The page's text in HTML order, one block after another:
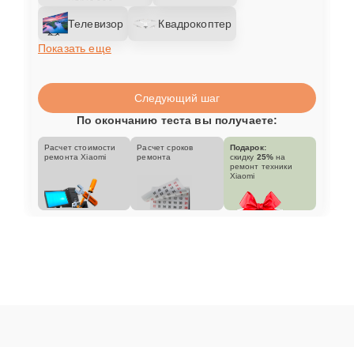
Телевизор
Квадрокоптер
Показать еще
Следующий шаг
По окончанию теста вы получаете:
Расчет стоимости
ремонта Xiaomi
Расчет сроков
ремонта
Подарок:
скидку 25% на
ремонт техники
Xiaomi